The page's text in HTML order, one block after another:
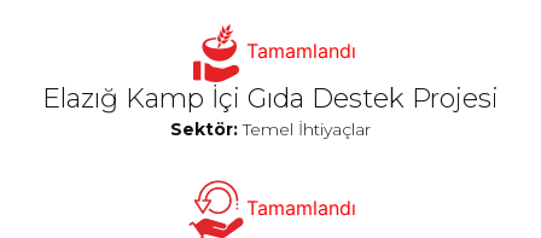
Tamamlandı
Elazığ Kamp İçi Gıda Destek Projesi
Sektör:Temel İhtiyaçlar
Tamamlandı